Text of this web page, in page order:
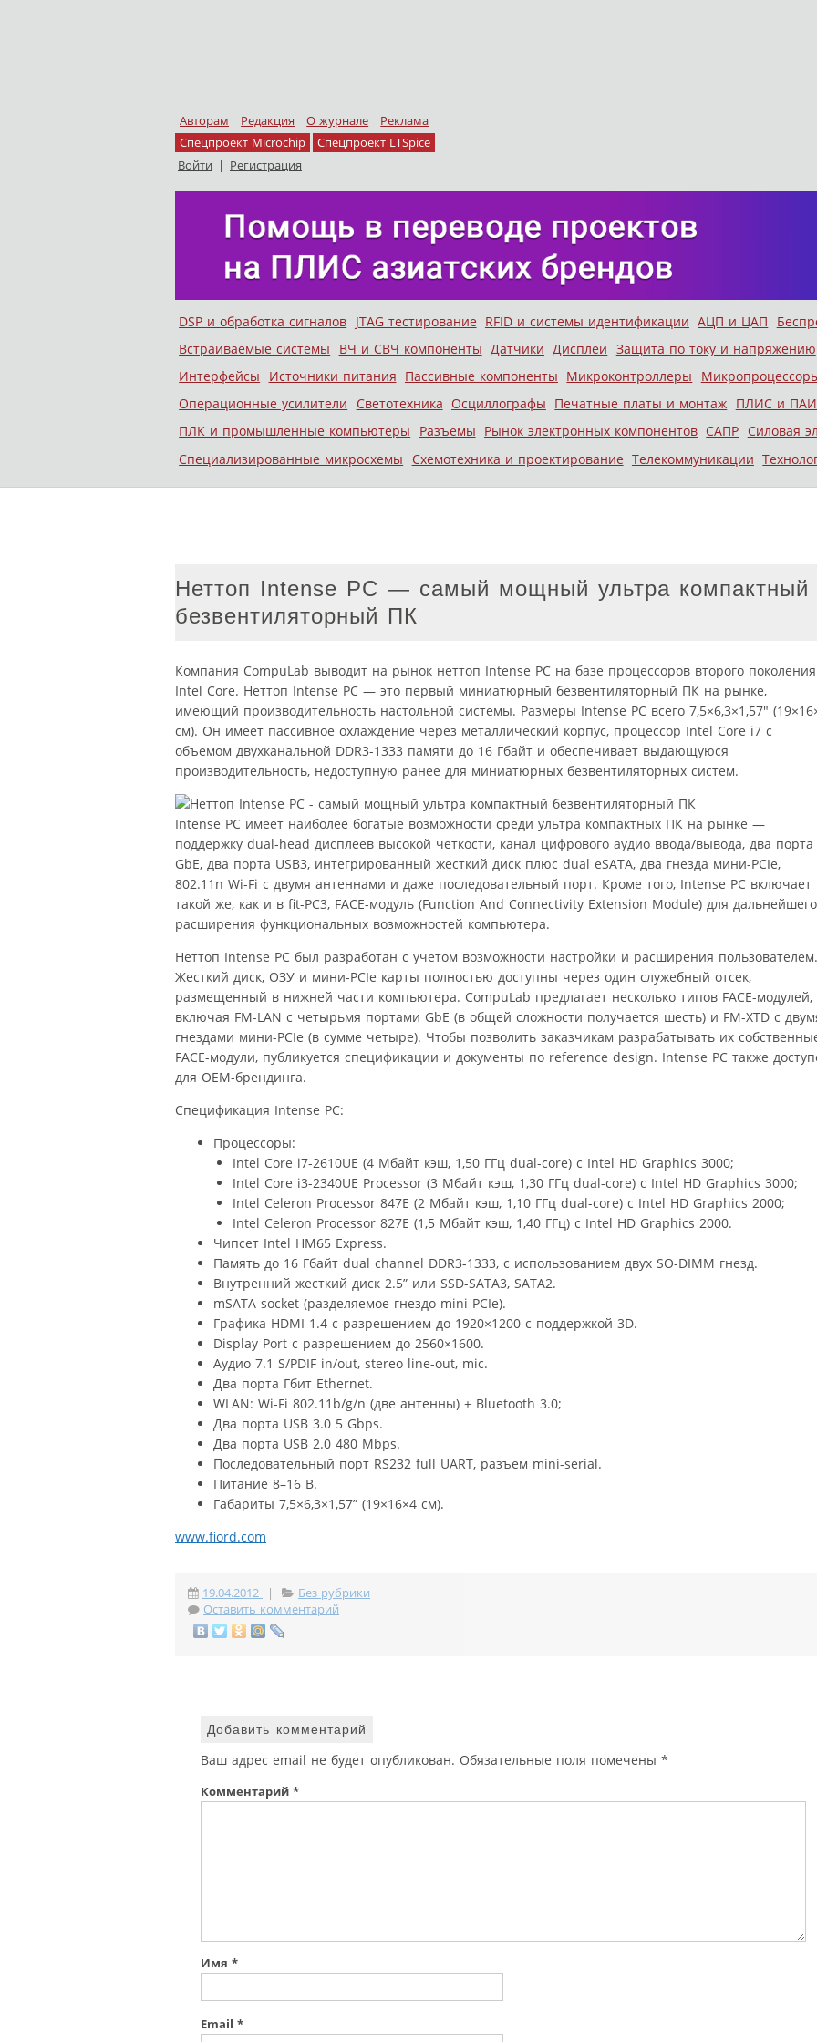
Авторам Редакция О журнале
Реклама
Спецпроект Microchip
Спецпроект LTSpice
Войти | Регистрация
Меню
Skip to content
DSP и обработка сигналов JTAG тестирование RFID и системы идентификации АЦП и ЦАП
Встраиваемые системы
ВЧ и СВЧ компоненты Датчики Дисплеи Защита по току и напряжению
Интерфейсы
Источники питания Пассивные компоненты Микроконтроллеры
Операционные усилители
Светотехника Осциллографы Печатные платы и монтаж ПЛИС и
ПЛК и промышленные компьютеры
Разъемы Рынок электронных компонентов САПР Силовая
Специализированные микросхемы
Схемотехника и проектирование Телекоммуникации
Неттоп Intense PC — самый мощный ультра компактный
безвентиляторный ПК
Компания CompuLab выводит на рынок неттоп Intense PC на базе процессоров второго поколения
Intel Core. Неттоп Intense PC — это первый миниатюрный безвентиляторный ПК на рынке,
имеющий производительность настольной системы. Размеры Intense PC всего 7,5×6,3×1,57″
см). Он имеет пассивное охлаждение через металлический корпус, процессор Intel Core i7 с
объемом двухканальной DDR3-1333 памяти до 16 Гбайт и обеспечивает выдающуюся
производительность, недоступную ранее для миниатюрных безвентиляторных систем.
Intense PC имеет наиболее богатые возможности среди ультра компактных ПК на рынке —
поддержку dual-head дисплеев высокой четкости, канал цифрового аудио ввода/вывода, два порта
GbE, два порта USB3, интегрированный жесткий диск плюс dual eSATA, два гнезда мини-PCIe,
802.11n Wi-Fi с двумя антеннами и даже последовательный порт. Кроме того, Intense PC включает
такой же, как и в fit-PC3, FACE-модуль (Function And Connectivity Extension Module) для дальнейшего
расширения функциональных возможностей компьютера.
Неттоп Intense PC был разработан с учетом возможности настройки и расширения пользователем.
Жесткий диск, ОЗУ и мини-PCIe карты полностью доступны через один служебный отсек,
размещенный в нижней части компьютера. CompuLab предлагает несколько типов FACE-модулей,
включая FM-LAN с четырьмя портами GbE (в общей сложности получается шесть) и FM-XTD с
гнездами мини-PCIe (в сумме четыре). Чтобы позволить заказчикам разрабатывать их
FACE-модули, публикуется спецификации и документы по reference design. Intense PC также
для OEM-брендинга.
Спецификация Intense PC:
Процессоры:
Intel Core i7-2610UE (4 Mбайт кэш, 1,50 ГГц dual-core) с Intel HD Graphics 3000;
Intel Core i3-2340UE Processor (3 Mбайт кэш, 1,30 ГГц dual-core) с Intel HD Graphics 3000;
Intel Celeron Processor 847E (2 Mбайт кэш, 1,10 ГГц dual-core) с Intel HD Graphics 2000;
Intel Celeron Processor 827E (1,5 Mбайт кэш, 1,40 ГГц) с Intel HD Graphics 2000.
Чипсет Intel HM65 Express.
Память до 16 Гбайт dual channel DDR3-1333, с использованием двух SO-DIMM гнезд.
Внутренний жесткий диск 2.5” или SSD-SATA3, SATA2.
mSATA socket (разделяемое гнездо mini-PCIe).
Графика HDMI 1.4 с разрешением до 1920×1200 с поддержкой 3D.
Display Port с разрешением до 2560×1600.
Аудио 7.1 S/PDIF in/out, stereo line-out, mic.
Два порта Гбит Ethernet.
WLAN: Wi-Fi 802.11b/g/n (две антенны) + Bluetooth 3.0;
Два порта USB 3.0 5 Gbps.
Два порта USB 2.0 480 Mbps.
Последовательный порт RS232 full UART, разъем mini-serial.
Питание 8–16 В.
Габариты 7,5×6,3×1,57” (19×16×4 см).
www.fiord.com
19.04.2012 |
Без рубрики
Оставить комментарий
Добавить комментарий
Ваш адрес email не будет опубликован. Обязательные поля помечены *
Комментарий *
Имя *
Email *